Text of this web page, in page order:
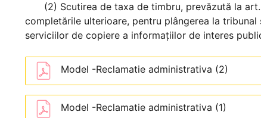
(2) Scutirea de taxa de timbru, prevăzută la art.
completările ulterioare, pentru plângerea la
serviciilor de copiere a informaţiilor de interes
Model -Reclamatie administrativa (2)
Model -Reclamatie administrativa (1)